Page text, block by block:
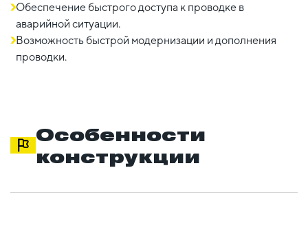
Обеспечение быстрого доступа к проводке в
аварийной ситуации.
Возможность быстрой модернизации и дополнения
проводки.
Особенности
конструкции